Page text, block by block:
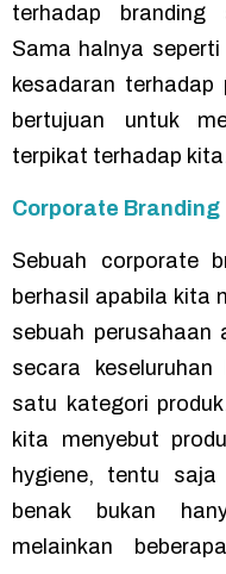
terhadap branding
Sama halnya seperti
kesadaran terhadap
bertujuan untuk
terpikat terhadap
Corporate Branding
Sebuah corporate
berhasil apabila kita
sebuah perusahaan
secara keseluruhan
satu kategori
kita menyebut
hygiene, tentu saja
benak bukan
melainkan